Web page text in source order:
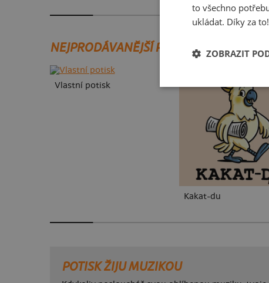
NEJPRODÁVANĚJŠÍ POTISKY
Vlastní potisk
Kakat-du
POTISK ŽIJU MUZIKOU
to všechno
ukládat. Díky za to!
ZOBRAZIT